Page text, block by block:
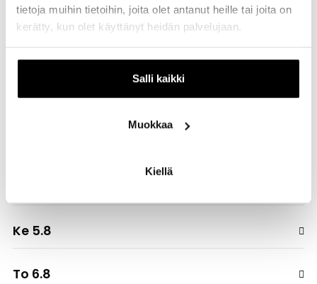
tietoja muihin tietoihin, joita olet antanut heille tai joita on
kerätty, kun olet käyttänyt heidän palvelujaan.
Salli kaikki
Muokkaa
Kiellä
Lounaslista
Päivän Subi® vain 4,90 € Päivän Subi® on täällä taas!
Tuunaa joka päivä vaihtuva maku juuri kuten tykkäät.
Ke 5.8
To 6.8